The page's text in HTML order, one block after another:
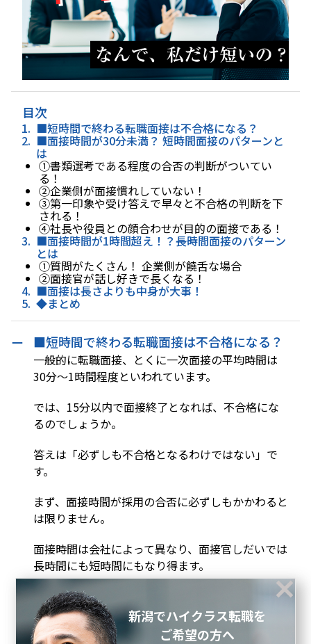
目次
■短時間で終わる転職面接は不合格になる？
■面接時間が30分未満？ 短時間面接のパターンと
は
①書類選考である程度の合否の判断がついてい
る！
②企業側が面接慣れしていない！
③第一印象や受け答えで早々と不合格の判断を下
される！
④社長や役員との顔合わせが目的の面接である！
■面接時間が1時間超え！？――長時間面接のパターン
とは
①質問がたくさん！ 企業側が饒舌な場合
②面接官が話し好きで長くなる！
■面接は長さよりも中身が大事！
◆まとめ
■短時間で終わる転職面接は不合格になる？
一般的に転職面接、とくに一次面接の平均時間は
30分〜1時間程度といわれています。
では、15分以内で面接終了となれば、不合格にな
るのでしょうか。
答えは「必ずしも不合格となるわけではない」で
す。
まず、面接時間が採用の合否に必ずしもかかわると
は限りません。
面接時間は会社によって異なり、面接官しだいでは
長時間にも短時間にもなり得ます。
さらに、個人面接か集団面接かによっても面接時間
は異なるため、一概に時間だけで判断することはで
きません。
新潟でハイクラス転職を
ご希望の方へ